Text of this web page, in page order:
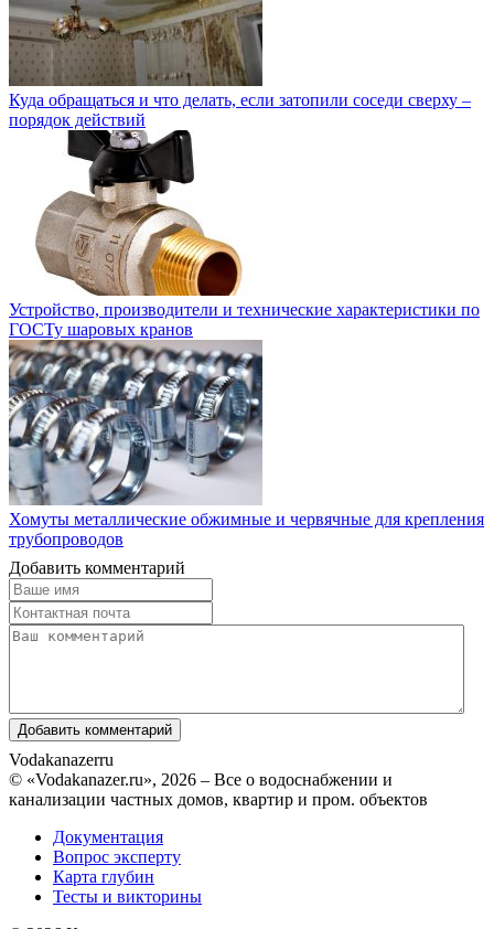
Куда обращаться и что делать, если затопили соседи сверху –
порядок действий
Устройство, производители и технические характеристики по
ГОСТу шаровых кранов
Хомуты металлические обжимные и червячные для крепления
трубопроводов
Добавить комментарий
Vodakanazerru
© «Vodakanazer.ru», 2026 – Все о водоснабжении и
канализации частных домов, квартир и пром. объектов
Документация
Вопрос эксперту
Карта глубин
Тесты и викторины